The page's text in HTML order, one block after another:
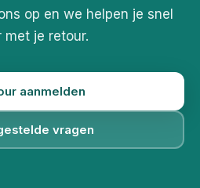
op en we helpen je snel
met je retour.
aanmelden
vragen